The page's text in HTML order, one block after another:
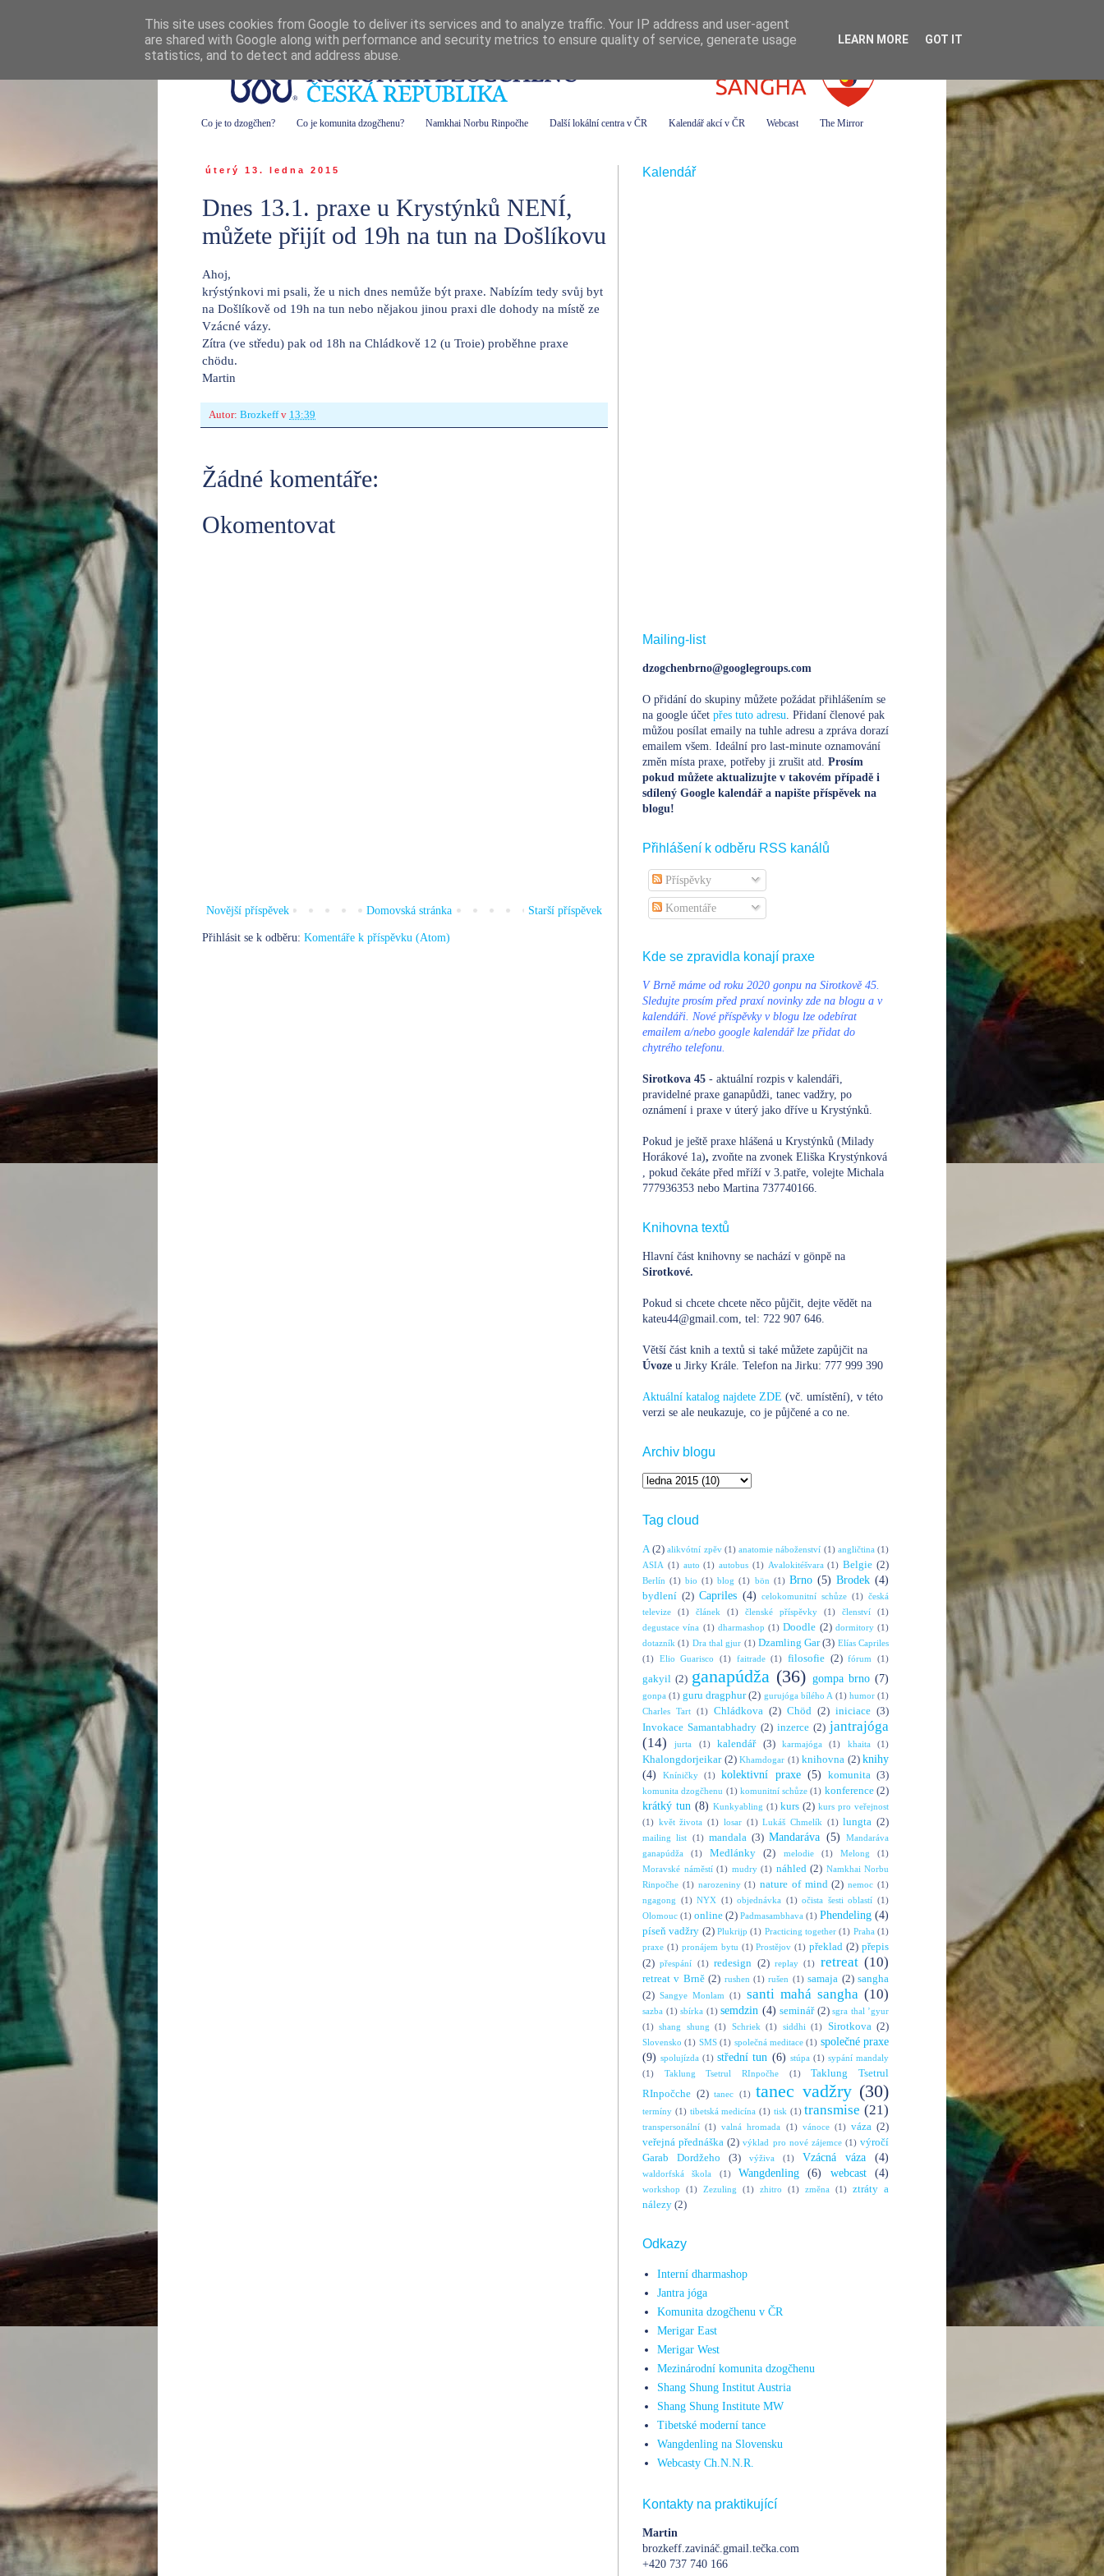
Co je to dzogčhen? Co je komunita dzogčhenu? Namkhai Norbu Rinpočhe Další lokální centra v ČR Kalendář akcí v ČR Webcast The Mirror
úterý 13. ledna 2015
Dnes 13.1. praxe u Krystýnků NENÍ,
můžete přijít od 19h na tun na Došlíkovu
Ahoj,
krýstýnkovi mi psali, že u nich dnes nemůže být praxe. Nabízím tedy svůj byt
na Došlíkově od 19h na tun nebo nějakou jinou praxi dle dohody na místě ze
Vzácné vázy.
Zítra (ve středu) pak od 18h na Chládkově 12 (u Troie) proběhne praxe
chödu.
Martin
Autor: Brozkeff v 13:39
Žádné komentáře:
Okomentovat
Novější příspěvek Starší příspěvek
Domovská stránka
Přihlásit se k odběru: Komentáře k příspěvku (Atom)
Kalendář
Mailing-list
dzogchenbrno@googlegroups.com
O přidání do skupiny můžete požádat přihlášením se
na google účet přes tuto adresu. Přidaní členové pak
můžou posílat emaily na tuhle adresu a zpráva dorazí
emailem všem. Ideální pro last-minute oznamování
změn místa praxe, potřeby ji zrušit atd. Prosím
pokud můžete aktualizujte v takovém případě i
sdílený Google kalendář a napište příspěvek na
blogu!
Přihlášení k odběru RSS kanálů
Příspěvky
Komentáře
Kde se zpravidla konají praxe
V Brně máme od roku 2020 gonpu na Sirotkově 45.
Sledujte prosím před praxí novinky zde na blogu a v
kalendáři. Nové příspěvky v blogu lze odebírat
emailem a/nebo google kalendář lze přidat do
chytrého telefonu.
Sirotkova 45 - aktuální rozpis v kalendáři,
pravidelné praxe ganapůdži, tanec vadžry, po
oznámení i praxe v úterý jako dříve u Krystýnků.
Pokud je ještě praxe hlášená u Krystýnků (Milady
Horákové 1a), zvoňte na zvonek Eliška Krystýnková
, pokud čekáte před mříží v 3.patře, volejte Michala
777936353 nebo Martina 737740166.
Knihovna textů
Hlavní část knihovny se nachází v gönpě na
Sirotkové.
Pokud si chcete chcete něco půjčit, dejte vědět na
kateu44@gmail.com, tel: 722 907 646.
Větší část knih a textů si také můžete zapůjčit na
Úvoze u Jirky Krále. Telefon na Jirku: 777 999 390
Aktuální katalog najdete ZDE (vč. umístění), v této
verzi se ale neukazuje, co je půjčené a co ne.
Archiv blogu
Tag cloud
A (2) alikvótní zpěv (1) anatomie náboženství (1) angličtina (1)
ASIA (1) auto (1) autobus (1) Avalokitéšvara (1) Belgie (2)
Berlín (1) bio (1) blog (1) bön (1) Brno (5) Brodek (4)
bydlení (2) Capriles (4) celokomunitní schůze (1) česká
televize
(1) článek (1) členské příspěvky (1) členství
(1)
degustace vína (1) dharmashop (1) Doodle (2) dormitory (1)
dotazník (1) Dra thal gjur (1) Dzamling Gar (3) Elías Capriles
(1) Elio Guarisco (1) faitrade (1) filosofie (2) fórum (1)
gakyil (2) ganapúdža (36) gompa brno (7)
gonpa (1) guru dragphur (2) gurujóga bílého A (1) humor (1)
Charles Tart (1) Chládkova (2) Chöd (2) iniciace (3)
Invokace Samantabhadry (2) inzerce (2) jantrajóga
(14)
jurta (1) kalendář (3) karmajóga (1) khaita (1)
Khalongdorjeikar (2) Khamdogar (1) knihovna (2) knihy
(4)
Kníničky (1) kolektivní praxe (5) komunita (3)
komunita dzogčhenu (1) komunitní schůze (1) konference (2)
krátký tun (8) Kunkyabling (1) kurs (2) kurs pro veřejnost
(1) květ života (1) losar (1) Lukáš Chmelík (1) lungta (2)
mailing list (1) mandala (3) Mandaráva (5)
Mandaráva
ganapúdža
(1) Medlánky (2) melodie (1) Melong
(1)
Moravské náměstí (1) mudry (1) náhled (2) Namkhai Norbu
Rinpočhe (1) narozeniny (1) nature of mind (2) nemoc (1)
ngagong (1) NYX (1) objednávka (1) očista šesti oblastí (1)
Olomouc (1) online (2) Padmasambhava (1) Phendeling (4)
píseň vadžry (2) Plukrijp (1) Practicing together (1) Praha (1)
praxe (1) pronájem bytu (1) Prostějov (1) překlad (2) přepis
(2) přespání (1) redesign (2) replay (1) retreat (10)
retreat v Brně (2) rushen (1) rušen (1) samaja (2) sangha
(2) Sangye Monlam (1) santi mahá sangha (10)
sazba (1) sbírka (1) semdzin (4) seminář (2) sgra thal ’gyur
(1) shang shung (1) Schriek (1) siddhi (1) Sirotkova (2)
Slovensko (1) SMS (1) společná meditace (1) společné praxe
(9) spolujízda (1) střední tun (6) stúpa (1) sypání mandaly
(1)
Taklung Tsetrul RInpočhe (1)
Taklung Tsetrul
RInpočche (2) tanec (1) tanec vadžry (30)
termíny (1) tibetská medicína (1) tisk (1) transmise (21)
transpersonální (1) valná hromada (1) vánoce (1) váza (2)
veřejná přednáška (2) výklad pro nové zájemce (1) výročí
Garab Dordžeho
(3) výživa (1) Vzácná váza (4)
waldorfská škola (1) Wangdenling (6) webcast (4)
workshop (1) Zezuling (1) zhitro (1) změna (1) ztráty a
nálezy (2)
Odkazy
Interní dharmashop
Jantra jóga
Komunita dzogčhenu v ČR
Merigar East
Merigar West
Mezinárodní komunita dzogčhenu
Shang Shung Institut Austria
Shang Shung Institute MW
Tibetské moderní tance
Wangdenling na Slovensku
Webcasty Ch.N.N.R.
Kontakty na praktikující
Martin
brozkeff.zavináč.gmail.tečka.com
+420 737 740 166
This site uses cookies from Google to deliver its services and to analyze traffic. Your IP address and user-agent
are shared with Google along with performance and security metrics to ensure quality of service, generate usage
statistics, and to detect and address abuse.
LEARN MORE GOT IT